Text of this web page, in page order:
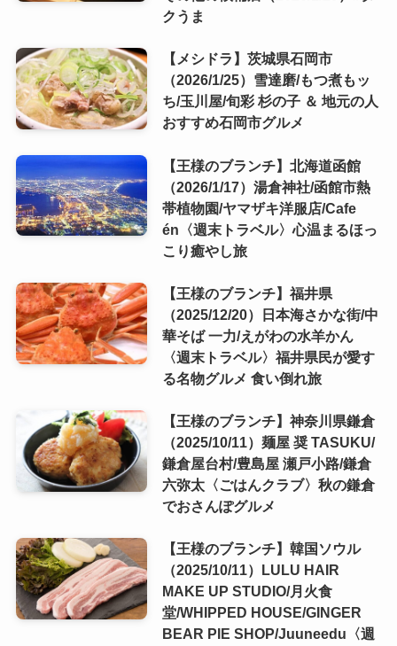
クうま
【メシドラ】茨城県石岡市
（2026/1/25）雪達磨/もつ煮もッ
ち/玉川屋/旬彩 杉の子 ＆ 地元の人
おすすめ石岡市グルメ
【王様のブランチ】北海道函館
（2026/1/17）湯倉神社/函館市熱
帯植物園/ヤマザキ洋服店/Cafe
én〈週末トラベル〉心温まるほっ
こり癒やし旅
【王様のブランチ】福井県
（2025/12/20）日本海さかな街/中
華そば 一力/えがわの水羊かん
〈週末トラベル〉福井県民が愛す
る名物グルメ 食い倒れ旅
【王様のブランチ】神奈川県鎌倉
（2025/10/11）麺屋 奨 TASUKU/
鎌倉屋台村/豊島屋 瀬戸小路/鎌倉
六弥太〈ごはんクラブ〉秋の鎌倉
でおさんぽグルメ
【王様のブランチ】韓国ソウル
（2025/10/11）LULU HAIR
MAKE UP STUDIO/月火食
堂/WHIPPED HOUSE/GINGER
BEAR PIE SHOP/Juuneedu〈週